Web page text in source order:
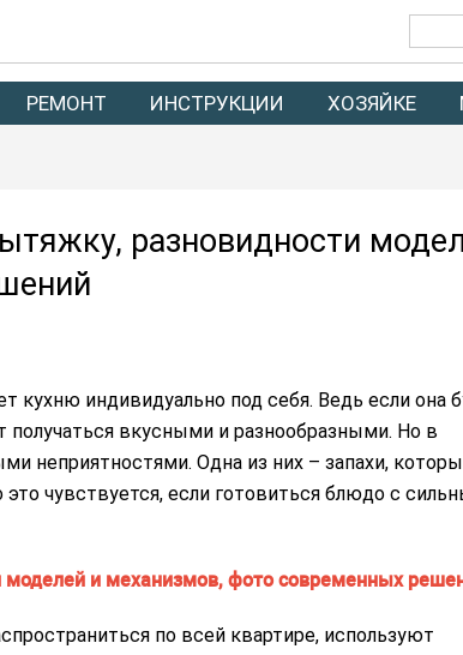
РЕМОНТ ИНСТРУКЦИИ ХОЗЯЙКЕ
разновидности
кухню индивидуально под себя. Ведь если она
получаться вкусными и разнообразными. Но в
неприятностями. Одна из них – запахи,
чувствуется, если готовиться блюдо с
по всей квартире, используют